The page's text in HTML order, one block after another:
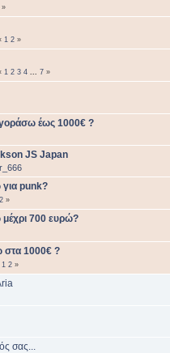
»
1 2 »
1 2 3 4 7 »
έως 1000€ ?
JS Japan
για punk?
2 »
μέχρι 700 ευρώ?
στα 1000€ ?
1 2 »
σας...